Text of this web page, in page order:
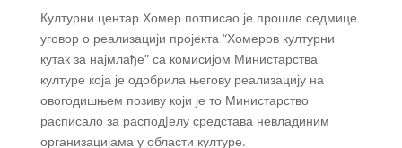
Културни центар Хомер потписао је прошле седмице
уговор о реализацији пројекта “Хомеров културни
кутак за најмлађе” са комисијом Министарства
културе која је одобрила његову реализацију на
овогодишњем позиву који је то Министарство
расписало за расподjелу средстава невладиним
организацијама у области културе.